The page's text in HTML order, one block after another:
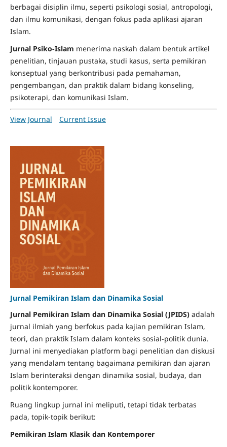
berbagai disiplin ilmu, seperti psikologi sosial, antropologi,
dan ilmu komunikasi, dengan fokus pada aplikasi ajaran
Islam.
Jurnal Psiko-Islam menerima naskah dalam bentuk artikel
penelitian, tinjauan pustaka, studi kasus, serta pemikiran
konseptual yang berkontribusi pada pemahaman,
pengembangan, dan praktik dalam bidang konseling,
psikoterapi, dan komunikasi Islam.
View Journal Current Issue
Jurnal Pemikiran Islam dan Dinamika Sosial
Jurnal Pemikiran Islam dan Dinamika Sosial (JPIDS) adalah
jurnal ilmiah yang berfokus pada kajian pemikiran Islam,
teori, dan praktik Islam dalam konteks sosial-politik dunia.
Jurnal ini menyediakan platform bagi penelitian dan diskusi
yang mendalam tentang bagaimana pemikiran dan ajaran
Islam berinteraksi dengan dinamika sosial, budaya, dan
politik kontemporer.
Ruang lingkup jurnal ini meliputi, tetapi tidak terbatas
pada, topik-topik berikut:
Pemikiran Islam Klasik dan Kontemporer